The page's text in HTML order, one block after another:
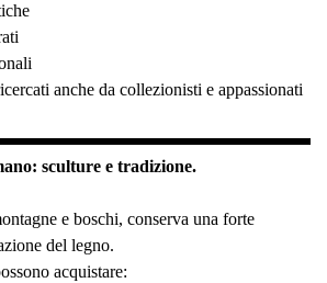
anche da collezionisti e appassionati
sculture e tradizione.
e boschi, conserva una forte
del legno.
acquistare: